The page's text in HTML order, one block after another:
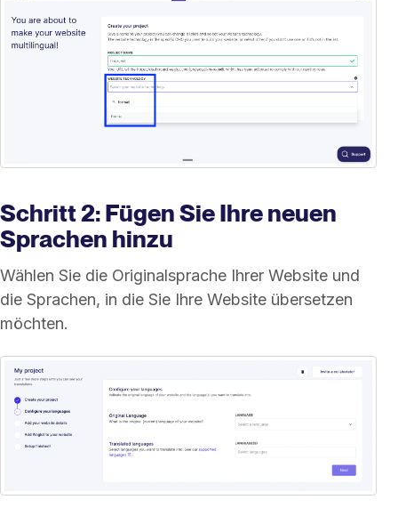
Schritt 2: Fügen Sie Ihre neuen
Sprachen hinzu
Wählen Sie die Originalsprache Ihrer Website und
die Sprachen, in die Sie Ihre Website übersetzen
möchten.